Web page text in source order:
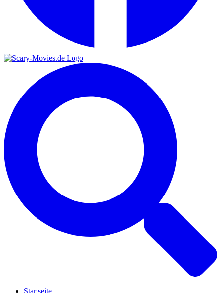
Startseite